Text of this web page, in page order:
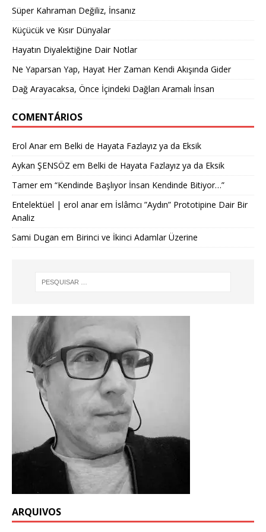
Süper Kahraman Değiliz, İnsanız
Küçücük ve Kısır Dünyalar
Hayatın Diyalektiğine Dair Notlar
Ne Yaparsan Yap, Hayat Her Zaman Kendi Akışında Gider
Dağ Arayacaksa, Önce İçindeki Dağları Aramalı İnsan
COMENTÁRIOS
Erol Anarem Belki de Hayata Fazlayız ya da Eksik
Aykan ŞENSÖZ em Belki de Hayata Fazlayız ya da Eksik
Tamerem “Kendinde Başlıyor İnsan Kendinde Bitiyor…”
Entelektüel | erol anarem İslâmcı ”Aydın” Prototipine Dair Bir
Analiz
Sami Dugan em Birinci ve İkinci Adamlar Üzerine
ARQUIVOS